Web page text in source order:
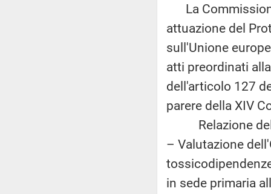
La
attuazione del
sull'Unione
atti preordinati
dell'articolo 127
parere della XIV
Relazione della
– Valutazione
in sede primaria